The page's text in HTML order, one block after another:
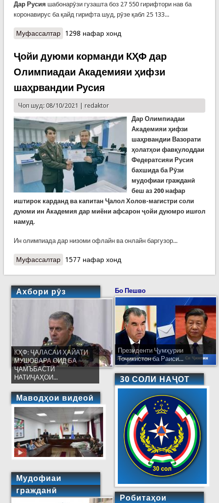
Дар Русия шабонарӯзи гузашта боз 27 550 гирифтори нав ба
коронавирус ба қайд гирифта шуд, рӯзе қабл 25 133...
Муфассалтаро COVID-19: Омори рӯ баафзоиши сироят ва
1298 нафар хонд
Ҷойи дуюми корманди КҲФ дар
Олимпиадаи Академияи ҳифзи
шаҳрвандии Русия
Чоп шуд: 08/10/2021 | redaktor
Дар Олимпиадаи
Академияи ҳифзи
шаҳрвандии Вазорати
ҳолатҳои фавқулоддаи
Федератсияи Русия
бахшида ба Рӯзи
мудофиаи гражданӣ
беш аз 200 нафар
иштирок карданд ва капитан Ҷалол Холов-магистри соли
дуюми ин Академия дар миёни афсарон ҷойи дуюмро ишғол
намуд.
Ин олимпиада дар низоми офлайн ва онлайн баргузор...
Муфассалтаро Ҷойи дуюми корманди КҲФ дар Олимпиадаи
1577 нафар хонд
Ахбори рӯз
КҲФ: ҶАЛАСАИ ҲАЙАТИ
МУШОВАРА ОИД БА
ҶАМЪБАСТИ
НАТИҶАҲОИ...
Маводҳои видеоӣ
Мудофиаи
гражданӣ
Бо Пешво
Президенти Ҷумҳурии
Тоҷикистон ба Раиси...
30 СОЛИ НАҶОТ
Робитаҳои